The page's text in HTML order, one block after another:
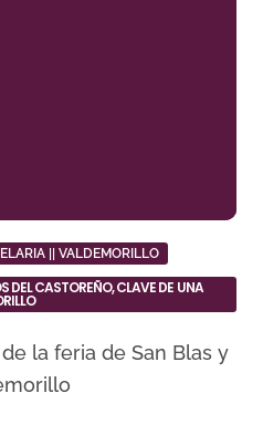
|| VALDEMORILLO
DEL CASTOREÑO, CLAVE DE UNA